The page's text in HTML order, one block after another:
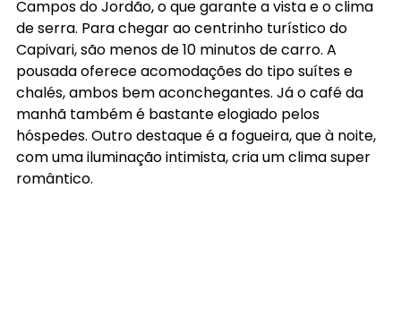
Campos do Jordão, o que garante a vista e o clima
de serra. Para chegar ao centrinho turístico do
Capivari, são menos de 10 minutos de carro. A
pousada oferece acomodações do tipo suítes e
chalés, ambos bem aconchegantes. Já o café da
manhã também é bastante elogiado pelos
hóspedes. Outro destaque é a fogueira, que à noite,
com uma iluminação intimista, cria um clima super
romântico.